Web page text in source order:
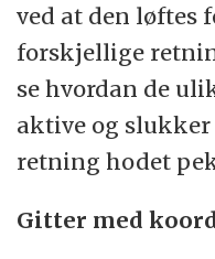
ved at den løftes
forskjellige
se hvordan de
aktive og
retning hodet
Gitter med